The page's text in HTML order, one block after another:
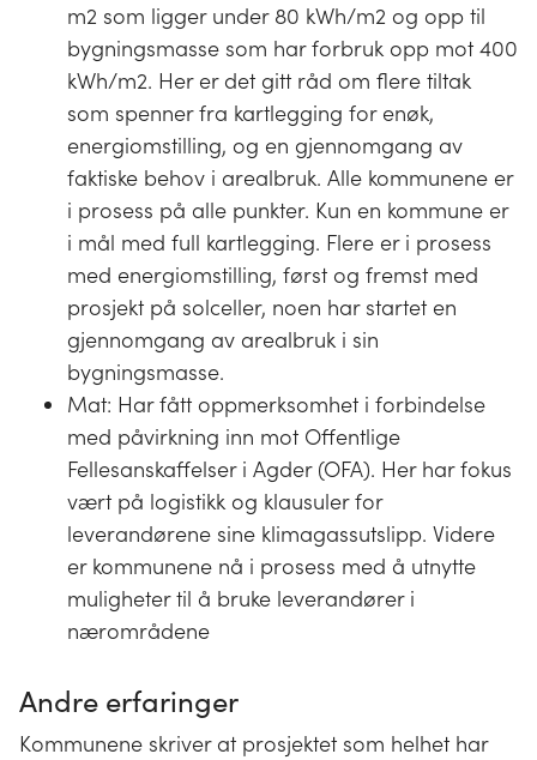
m2 som ligger under 80 kWh/m2 og opp til
bygningsmasse som har forbruk opp mot 400
kWh/m2. Her er det gitt råd om flere tiltak
som spenner fra kartlegging for enøk,
energiomstilling, og en gjennomgang av
faktiske behov i arealbruk. Alle kommunene er
i prosess på alle punkter. Kun en kommune er
i mål med full kartlegging. Flere er i prosess
med energiomstilling, først og fremst med
prosjekt på solceller, noen har startet en
gjennomgang av arealbruk i sin
bygningsmasse.
Mat: Har fått oppmerksomhet i forbindelse
med påvirkning inn mot Offentlige
Fellesanskaffelser i Agder (OFA). Her har fokus
vært på logistikk og klausuler for
leverandørene sine klimagassutslipp. Videre
er kommunene nå i prosess med å utnytte
muligheter til å bruke leverandører i
nærområdene
Andre erfaringer
Kommunene skriver at prosjektet som helhet har